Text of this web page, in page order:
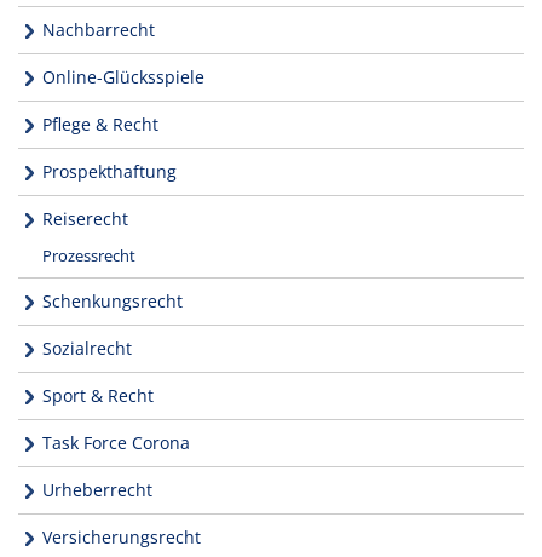
Nachbarrecht
Online-Glücksspiele
Pflege & Recht
Prospekthaftung
Reiserecht
Prozessrecht
Schenkungsrecht
Sozialrecht
Sport & Recht
Task Force Corona
Urheberrecht
Versicherungsrecht